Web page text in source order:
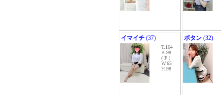
イマイチ (37)
T.164
B.98
( F )
W.65
H.98
ボタン (32)